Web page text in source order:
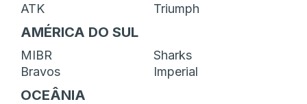
ATK
Triumph
AMÉRICA DO SUL
MIBR
Sharks
Bravos
Imperial
OCEÂNIA